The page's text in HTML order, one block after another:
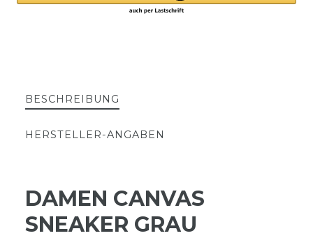
BESCHREIBUNG
HERSTELLER-ANGABEN
DAMEN CANVAS
SNEAKER GRAU